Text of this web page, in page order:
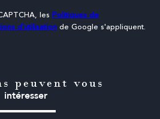
les Politiques de
d'utilisation de Google s'appliquent.
peuvent vous
intéresser